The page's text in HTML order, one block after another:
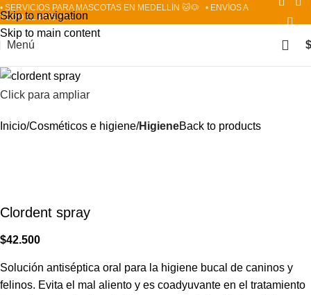
Skip to navigation
Skip to main content
• SERVICIOS PARA MASCOTAS EN MEDELLÍN 🐱🐶
• ENVÍOS A
TODO EL PAÍS 📦✈️
Menú $
Click para ampliar
Inicio Cosméticos e higiene HigieneBack to products
Clordent spray
$42.500
Solución antiséptica oral para la higiene bucal de caninos y
felinos. Evita el mal aliento y es coadyuvante en el tratamiento